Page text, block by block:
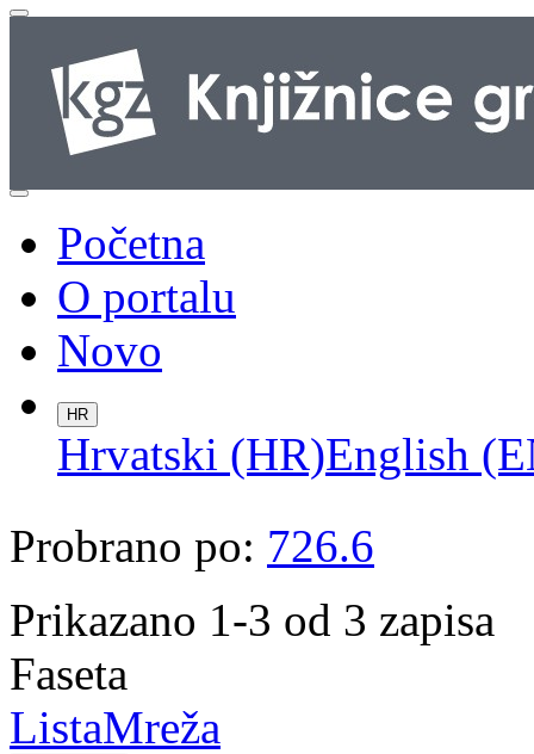
Početna
O portalu
Novo
HR
Hrvatski (HR)English
Probrano po: 726.6
Prikazano 1-3 od 3 zapisa
Faseta
ListaMreža